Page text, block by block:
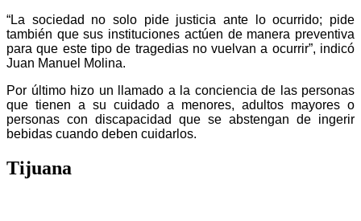
“La sociedad no solo pide justicia ante lo ocurrido; pide
también que sus instituciones actúen de manera preventiva
para que este tipo de tragedias no vuelvan a ocurrir”, indicó
Juan Manuel Molina.
Por último hizo un llamado a la conciencia de las personas
que tienen a su cuidado a menores, adultos mayores o
personas con discapacidad que se abstengan de ingerir
bebidas cuando deben cuidarlos.
Tijuana